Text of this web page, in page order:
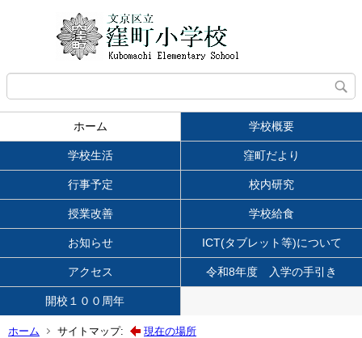
ホーム 学校概要
学校生活 窪町だより
行事予定 校内研究
授業改善 学校給食
お知らせ ICT(タブレット等)について
アクセス 令和8年度 入学の手引き
開校１００周年
ホーム サイトマップ: 現在の場所